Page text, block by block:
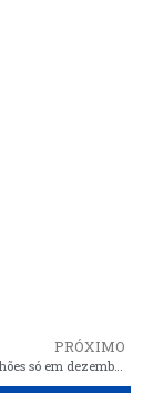
PRÓXIMO
Mais de oito milhões só em dezembro e prefeito Cristino alega não ter dinheiro para colocar servidores em dia em Araioses